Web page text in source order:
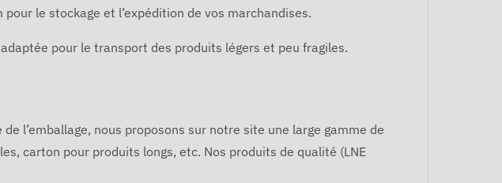
le stockage et l’expédition de vos marchandises.
pour le transport des produits légers et peu fragiles.
l’emballage, nous proposons sur notre site une large gamme de
carton pour produits longs, etc. Nos produits de qualité (LNE